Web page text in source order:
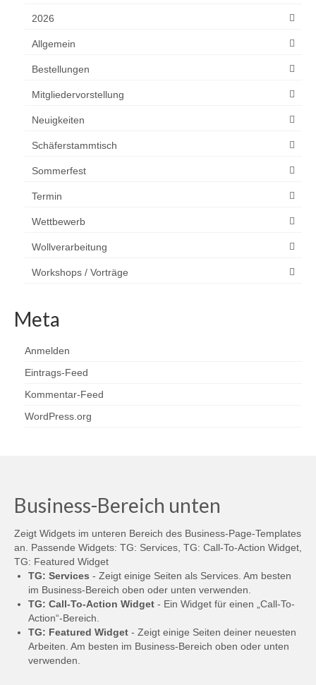
2026
Allgemein
Bestellungen
Mitgliedervorstellung
Neuigkeiten
Schäferstammtisch
Sommerfest
Termin
Wettbewerb
Wollverarbeitung
Workshops / Vorträge
Meta
Anmelden
Eintrags-Feed
Kommentar-Feed
WordPress.org
Business-Bereich unten
Zeigt Widgets im unteren Bereich des Business-Page-Templates
an. Passende Widgets: TG: Services, TG: Call-To-Action Widget,
TG: Featured Widget
TG: Services - Zeigt einige Seiten als Services. Am besten
im Business-Bereich oben oder unten verwenden.
TG: Call-To-Action Widget - Ein Widget für einen „Call-To-
Action“-Bereich.
TG: Featured Widget - Zeigt einige Seiten deiner neuesten
Arbeiten. Am besten im Business-Bereich oben oder unten
verwenden.